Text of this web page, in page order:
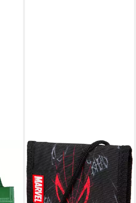
MCNEILL
Brustbeutel Spider Man II
(1)
ab 9,71 € UVP12,95 €
-25%